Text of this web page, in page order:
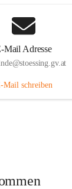
Mail Adresse
Mail schreiben